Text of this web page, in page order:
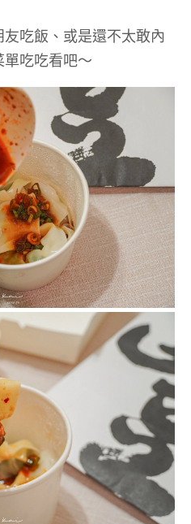
吃飯、或是還不太敢內
吃吃看吧～